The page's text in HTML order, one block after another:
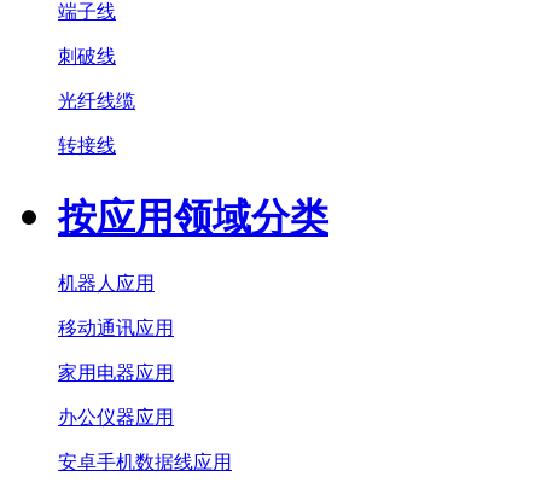
端子线
刺破线
光纤线缆
转接线
按应用领域分类
机器人应用
移动通讯应用
家用电器应用
办公仪器应用
安卓手机数据线应用